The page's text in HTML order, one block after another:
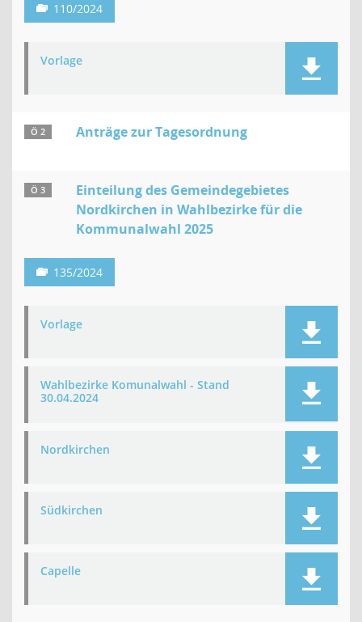
110/2024
Vorlage
Ö 2 Anträge zur Tagesordnung
Ö 3
Einteilung des Gemeindegebietes
Nordkirchen in Wahlbezirke für die
Kommunalwahl 2025
135/2024
Vorlage
Wahlbezirke Komunalwahl - Stand
30.04.2024
Nordkirchen
Südkirchen
Capelle